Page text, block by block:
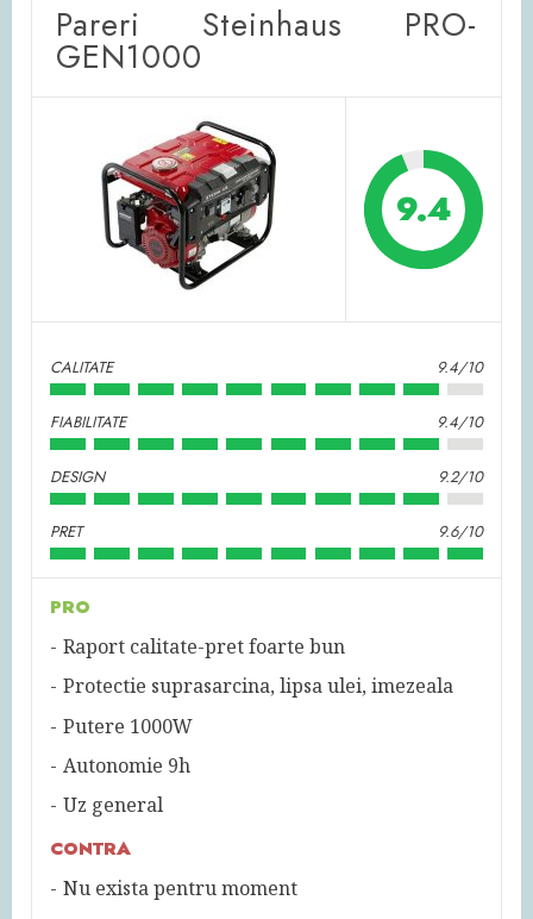
Pareri Steinhaus PRO-
GEN1000
9.4
CALITATE 9.4/10
FIABILITATE 9.4/10
DESIGN 9.2/10
PRET 9.6/10
PRO
Raport calitate-pret foarte bun
Protectie suprasarcina, lipsa ulei, imezeala
Putere 1000W
Autonomie 9h
Uz general
CONTRA
Nu exista pentru moment